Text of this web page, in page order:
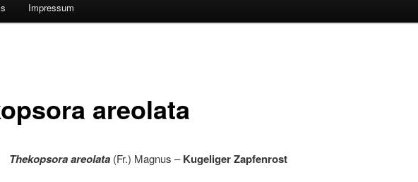
Impressum
areolata
Thekopsora areolata (Fr.) Magnus –Kugeliger Zapfenrost